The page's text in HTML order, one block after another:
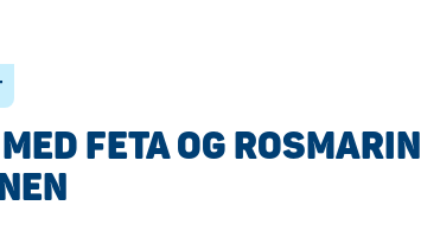
FETA OG ROSMARIN